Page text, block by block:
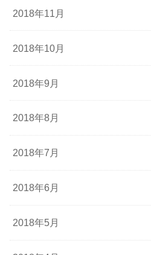
2018年11月
2018年10月
2018年9月
2018年8月
2018年7月
2018年6月
2018年5月